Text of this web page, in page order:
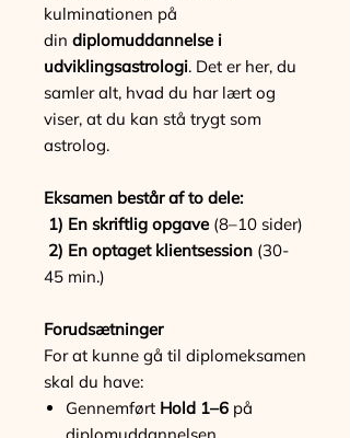
kulminationen på
din diplomuddannelse i
udviklingsastrologi. Det er her, du
samler alt, hvad du har lært og
viser, at du kan stå trygt som
astrolog.
Eksamen består af to dele:
1) En skriftlig opgave (8–10 sider)
2) En optaget klientsession (30-
45 min.)
Forudsætninger
For at kunne gå til diplomeksamen
skal du have:
Gennemført Hold 1–6 på